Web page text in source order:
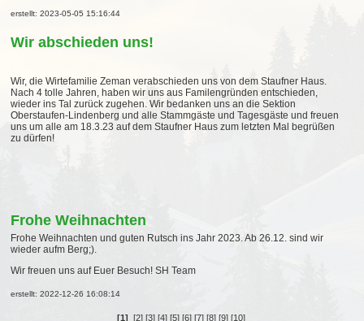
erstellt: 2023-05-05 15:16:44
Wir abschieden uns!
Wir, die Wirtefamilie Zeman verabschieden uns von dem Staufner Haus.
Nach 4 tolle Jahren, haben wir uns aus Familengründen entschieden,
wieder ins Tal zurück zugehen. Wir bedanken uns an die Sektion
Oberstaufen-Lindenberg und alle Stammgäste und Tagesgäste und freuen
uns um alle am 18.3.23 auf dem Staufner Haus zum letzten Mal begrüßen
zu dürfen!
Frohe Weihnachten
Frohe Weihnachten und guten Rutsch ins Jahr 2023. Ab 26.12. sind wir
wieder aufm Berg;).
Wir freuen uns auf Euer Besuch! SH Team
erstellt: 2022-12-26 16:08:14
[1] [2] [3] [4] [5] [6] [7] [8] [9] [10]